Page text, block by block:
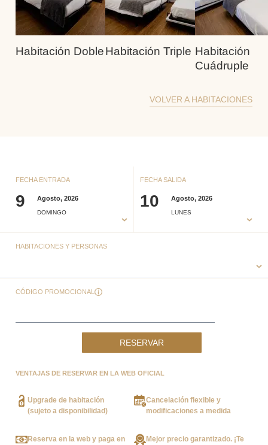
Habitación DobleHabitación Triple Habitación
Cuádruple
VOLVER A HABITACIONES
FECHA ENTRADA
9 Agosto, 2026
DOMINGO
FECHA SALIDA
10 Agosto, 2026
LUNES
HABITACIONES Y PERSONAS
CÓDIGO PROMOCIONAL
RESERVAR
VENTAJAS DE RESERVAR EN LA WEB OFICIAL
Upgrade de habitación
(sujeto a disponibilidad)
Cancelación flexible y
modificaciones a medida
Reserva en la web y paga en
Mejor precio garantizado. ¡Te